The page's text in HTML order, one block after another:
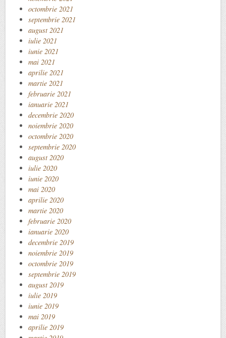
octombrie 2021
septembrie 2021
august 2021
iulie 2021
iunie 2021
mai 2021
aprilie 2021
martie 2021
februarie 2021
ianuarie 2021
decembrie 2020
noiembrie 2020
octombrie 2020
septembrie 2020
august 2020
iulie 2020
iunie 2020
mai 2020
aprilie 2020
martie 2020
februarie 2020
ianuarie 2020
decembrie 2019
noiembrie 2019
octombrie 2019
septembrie 2019
august 2019
iulie 2019
iunie 2019
mai 2019
aprilie 2019